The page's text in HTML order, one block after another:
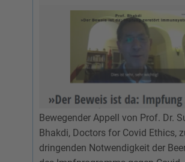
Bewegender Appell von Prof. Dr.
Bhakdi, Doctors for Covid Ethics,
dringenden Notwendigkeit der